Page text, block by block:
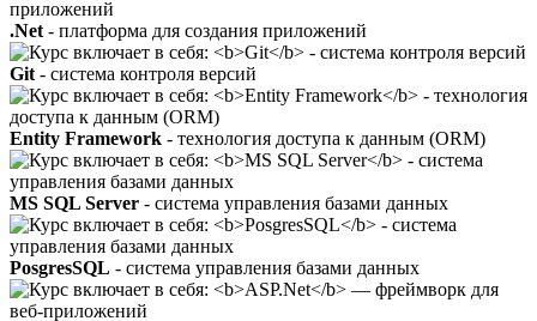
.Net - платформа для создания приложений
Git - система контроля версий
Entity Framework - технология доступа к данным (ORM)
MS SQL Server - система управления базами данных
PosgresSQL - система управления базами данных